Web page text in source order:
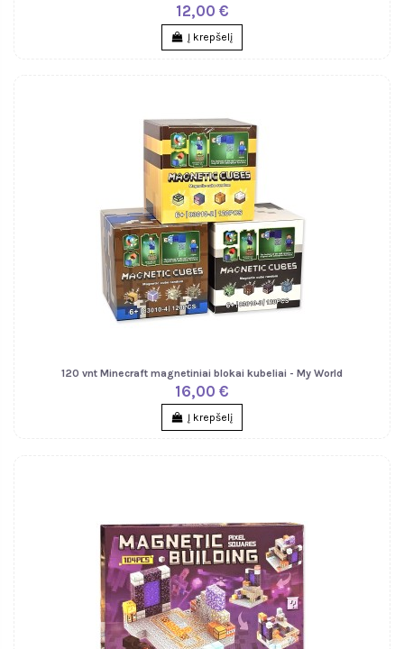
12,00 €
Į krepšelį
120 vnt Minecraft magnetiniai blokai kubeliai - My World
16,00 €
Į krepšelį